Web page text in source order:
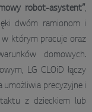
robot-asystent”,
dwóm ramionom i
w którym pracuje oraz
domowych.
LG CLOiD łączy
umożliwia precyzyjne i
z dzieckiem lub